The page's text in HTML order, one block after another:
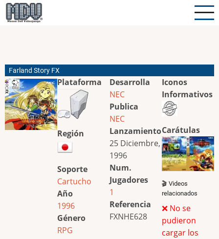
Pasar
al
Farland Story FX
Plataforma
Región
Soporte
Cartucho
Año
1996
Género
RPG
Desarrolla
NEC
Publica
NEC
Lanzamiento
25 Diciembre,
1996
Num.
Jugadores
1
Referencia
FXNHE628
Iconos
Informativos
Carátulas
🎬 Videos
relacionados
❌ No se
pudieron
cargar los